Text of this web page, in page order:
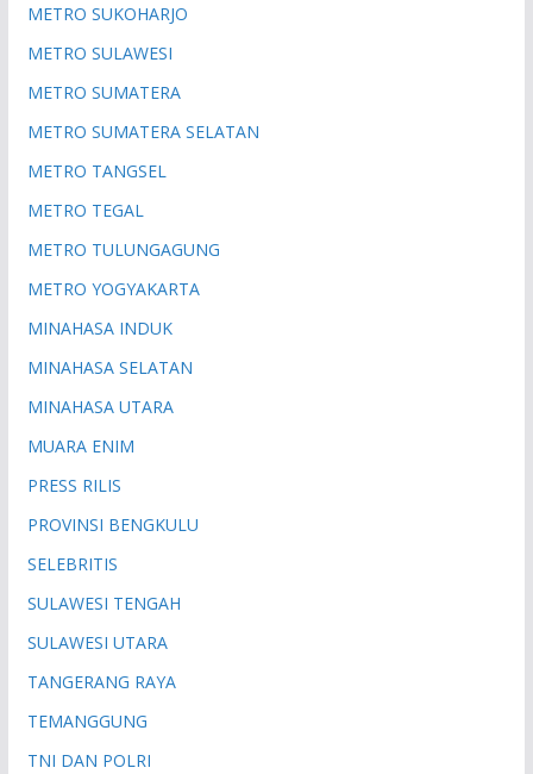
METRO SUKOHARJO
METRO SULAWESI
METRO SUMATERA
METRO SUMATERA SELATAN
METRO TANGSEL
METRO TEGAL
METRO TULUNGAGUNG
METRO YOGYAKARTA
MINAHASA INDUK
MINAHASA SELATAN
MINAHASA UTARA
MUARA ENIM
PRESS RILIS
PROVINSI BENGKULU
SELEBRITIS
SULAWESI TENGAH
SULAWESI UTARA
TANGERANG RAYA
TEMANGGUNG
TNI DAN POLRI